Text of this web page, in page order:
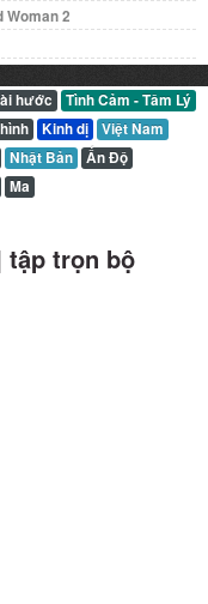
Woman 2
hước
Tình Cảm - Tâm Lý
Kinh dị
Việt Nam
Nhật Bản
Ấn Độ
Ma
tập trọn bộ